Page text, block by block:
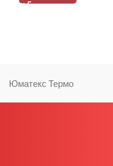
Юматекс Термо